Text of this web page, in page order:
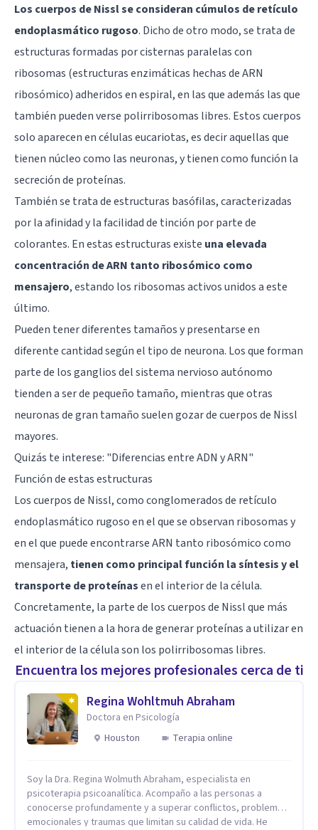
Los cuerpos de Nissl se consideran cúmulos de retículo
endoplasmático rugoso. Dicho de otro modo, se trata de
estructuras formadas por cisternas paralelas con
ribosomas (estructuras enzimáticas hechas de ARN
ribosómico) adheridos en espiral, en las que además las que
también pueden verse polirribosomas libres. Estos cuerpos
solo aparecen en células eucariotas, es decir aquellas que
tienen núcleo como las neuronas, y tienen como función la
secreción de proteínas.
También se trata de estructuras basófilas, caracterizadas
por la afinidad y la facilidad de tinción por parte de
colorantes. En estas estructuras existe una elevada
concentración de ARN tanto ribosómico como
mensajero, estando los ribosomas activos unidos a este
último.
Pueden tener diferentes tamaños y presentarse en
diferente cantidad según el tipo de neurona. Los que forman
parte de los ganglios del sistema nervioso autónomo
tienden a ser de pequeño tamaño, mientras que otras
neuronas de gran tamaño suelen gozar de cuerpos de Nissl
mayores.
Quizás te interese: "Diferencias entre ADN y ARN"
Función de estas estructuras
Los cuerpos de Nissl, como conglomerados de retículo
endoplasmático rugoso en el que se observan ribosomas y
en el que puede encontrarse ARN tanto ribosómico como
mensajera, tienen como principal función la síntesis y el
transporte de proteínasen el interior de la célula.
Concretamente, la parte de los cuerpos de Nissl que más
actuación tienen a la hora de generar proteínas a utilizar en
el interior de la célula son los polirribosomas libres.
Encuentra los mejores profesionales cerca de ti
Regina Wohltmuh Abraham
Doctora en Psicología
Houston
Terapia online
Soy la Dra. Regina Wolmuth Abraham, especialista en
psicoterapia psicoanalítica. Acompaño a las personas a
conocerse profundamente y a superar conflictos, problemas
emocionales y traumas que limitan su calidad de vida. He